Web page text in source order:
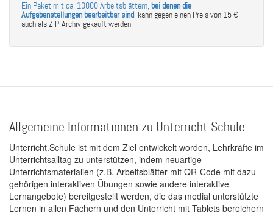
Ein Paket mit ca. 10000 Arbeitsblättern, bei denen die
Aufgabenstellungen bearbeitbar sind, kann gegen einen Preis von 15 €
auch als ZIP-Archiv gekauft werden.
Allgemeine Informationen zu Unterricht.Schule
Unterricht.Schule ist mit dem Ziel entwickelt worden, Lehrkräfte im
Unterrichtsalltag zu unterstützen, indem neuartige
Unterrichtsmaterialien (z.B. Arbeitsblätter mit QR-Code mit dazu
gehörigen interaktiven Übungen sowie andere interaktive
Lernangebote) bereitgestellt werden, die das medial unterstützte
Lernen in allen Fächern und den Unterricht mit Tablets bereichern